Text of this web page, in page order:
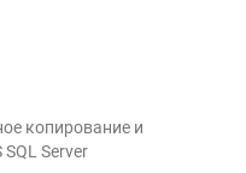
копирование и
Server